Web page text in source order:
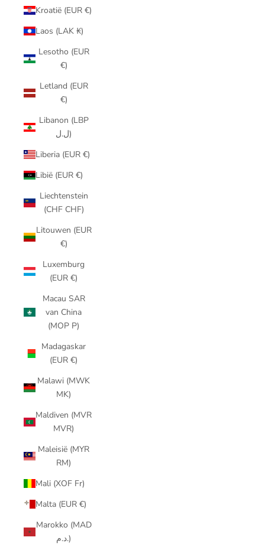
Kroatië (EUR €)
Laos (LAK ₭)
Lesotho (EUR
€)
Letland (EUR
€)
Libanon (LBP
ل.ل)
Liberia (EUR €)
Libië (EUR €)
Liechtenstein
(CHF CHF)
Litouwen (EUR
€)
Luxemburg
(EUR €)
Macau SAR
van China
(MOP P)
Madagaskar
(EUR €)
Malawi (MWK
MK)
Maldiven (MVR
MVR)
Maleisië (MYR
RM)
Mali (XOF Fr)
Malta (EUR €)
Marokko (MAD
د.م.)